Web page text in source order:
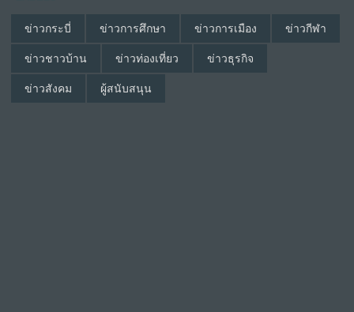
ข่าวกระบี่ ข่าวการศึกษา ข่าวการเมือง ข่าวกีฬา
ข่าวชาวบ้าน ข่าวท่องเที่ยว ข่าวธุรกิจ
ข่าวสังคม ผู้สนับสนุน